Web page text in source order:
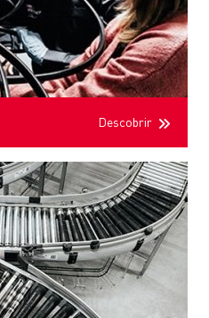
Descobrir